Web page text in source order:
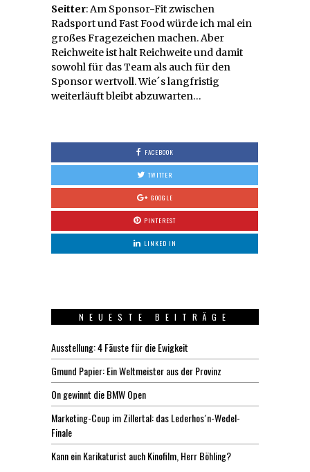
Seitter: Am Sponsor-Fit zwischen
Radsport und Fast Food würde ich mal ein
großes Fragezeichen machen. Aber
Reichweite ist halt Reichweite und damit
sowohl für das Team als auch für den
Sponsor wertvoll. Wie´s langfristig
weiterläuft bleibt abzuwarten…
FACEBOOK
TWITTER
GOOGLE
PINTEREST
LINKED IN
NEUESTE BEITRÄGE
Ausstellung: 4 Fäuste für die Ewigkeit
Gmund Papier: Ein Weltmeister aus der Provinz
On gewinnt die BMW Open
Marketing-Coup im Zillertal: das Lederhos´n-Wedel-
Finale
Kann ein Karikaturist auch Kinofilm, Herr Böhling?